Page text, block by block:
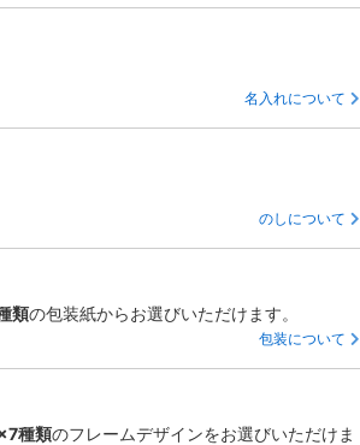
名入れについて
のしについて
類の包装紙からお選びいただけます。
包装について
種類のフレームデザインをお選びいただけま